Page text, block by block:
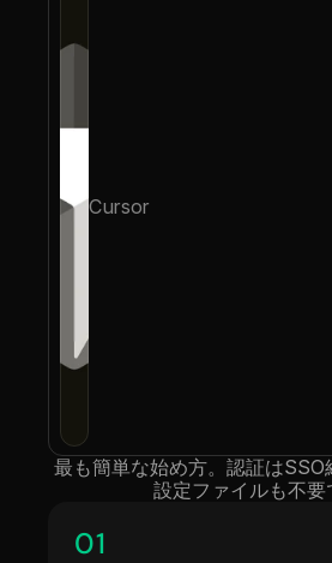
Cursor
最も簡単な始め方。認証は
設定ファイルも不要
01